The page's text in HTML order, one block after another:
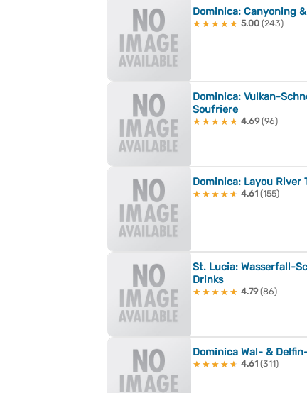
Dominica: Canyoning
★★★★★
★★★★★ 5.00 (243)
Dominica: Vulkan-
Soufriere
★★★★★
★★★★★ 4.69(96)
Dominica: Layou
★★★★★
★★★★★ 4.61 (155)
St. Lucia: Wasserfall-
Drinks
★★★★★
★★★★★ 4.79(86)
Dominica Wal- &
★★★★★
★★★★★ 4.61 (311)